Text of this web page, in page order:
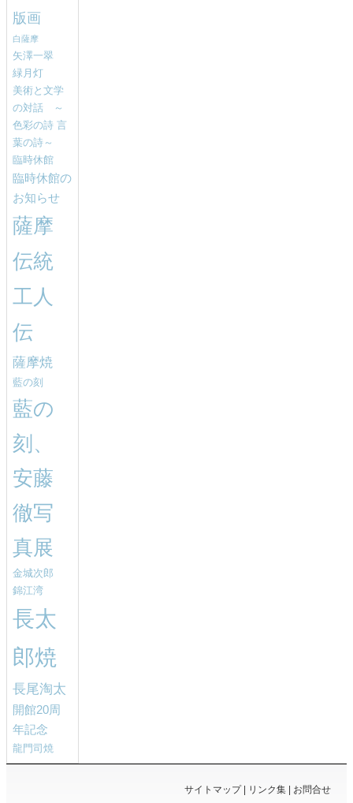
版画
白薩摩
矢澤一翠
緑月灯
美術と文学
の対話 ～
色彩の詩 言
葉の詩～
臨時休館
臨時休館の
お知らせ
薩摩
伝統
工人
伝
薩摩焼
藍の刻
藍の
刻、
安藤
徹写
真展
金城次郎
錦江湾
長太
郎焼
長尾淘太
開館20周
年記念
龍門司焼
サイトマップ リンク集 お問合せ